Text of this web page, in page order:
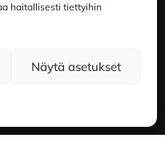
haitallisesti tiettyihin
Näytä asetukset